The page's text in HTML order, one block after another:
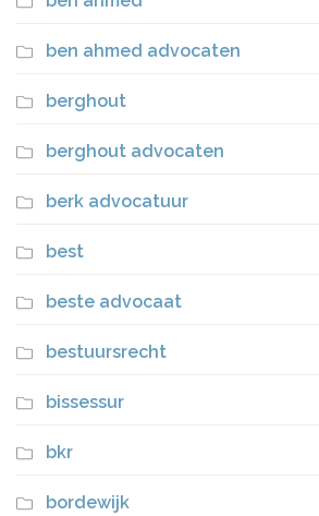
ben ahmed advocaten
berghout
berghout advocaten
berk advocatuur
best
beste advocaat
bestuursrecht
bissessur
bkr
bordewijk